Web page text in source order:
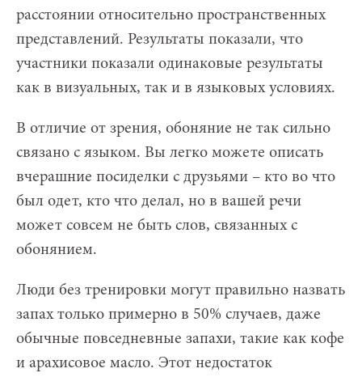
расстоянии относительно пространственных
представлений. Результаты показали, что
участники показали одинаковые результаты
как в визуальных, так и в языковых условиях.
В отличие от зрения, обоняние не так сильно
связано с языком. Вы легко можете описать
вчерашние посиделки с друзьями – кто во что
был одет, кто что делал, но в вашей речи
может совсем не быть слов, связанных с
обонянием.
Люди без тренировки могут правильно назвать
запах только примерно в 50% случаев, даже
обычные повседневные запахи, такие как кофе
и арахисовое масло. Этот недостаток